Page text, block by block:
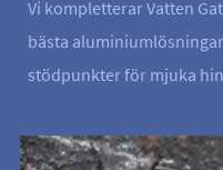
Vi kompletterar Vatten
bästa
stödpunkter för mjuka